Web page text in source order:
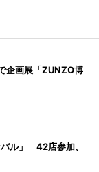
企画展「ZUNZO博
ル」 42店参加、